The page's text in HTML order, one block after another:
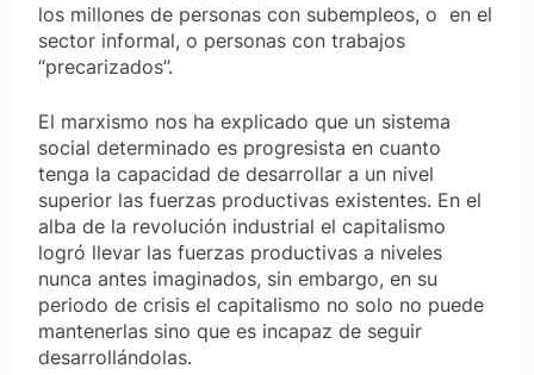
los millones de personas con subempleos, o en el
sector informal, o personas con trabajos
“precarizados”.
El marxismo nos ha explicado que un sistema
social determinado es progresista en cuanto
tenga la capacidad de desarrollar a un nivel
superior las fuerzas productivas existentes. En el
alba de la revolución industrial el capitalismo
logró llevar las fuerzas productivas a niveles
nunca antes imaginados, sin embargo, en su
periodo de crisis el capitalismo no solo no puede
mantenerlas sino que es incapaz de seguir
desarrollándolas.